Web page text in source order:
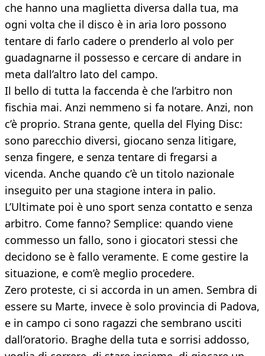
che hanno una maglietta diversa dalla tua, ma
ogni volta che il disco è in aria loro possono
tentare di farlo cadere o prenderlo al volo per
guadagnarne il possesso e cercare di andare in
meta dall’altro lato del campo.
Il bello di tutta la faccenda è che l’arbitro non
fischia mai. Anzi nemmeno si fa notare. Anzi, non
c’è proprio. Strana gente, quella del Flying Disc:
sono parecchio diversi, giocano senza litigare,
senza fingere, e senza tentare di fregarsi a
vicenda. Anche quando c’è un titolo nazionale
inseguito per una stagione intera in palio.
L’Ultimate poi è uno sport senza contatto e senza
arbitro. Come fanno? Semplice: quando viene
commesso un fallo, sono i giocatori stessi che
decidono se è fallo veramente. E come gestire la
situazione, e com’è meglio procedere.
Zero proteste, ci si accorda in un amen. Sembra di
essere su Marte, invece è solo provincia di Padova,
e in campo ci sono ragazzi che sembrano usciti
dall’oratorio. Braghe della tuta e sorrisi addosso,